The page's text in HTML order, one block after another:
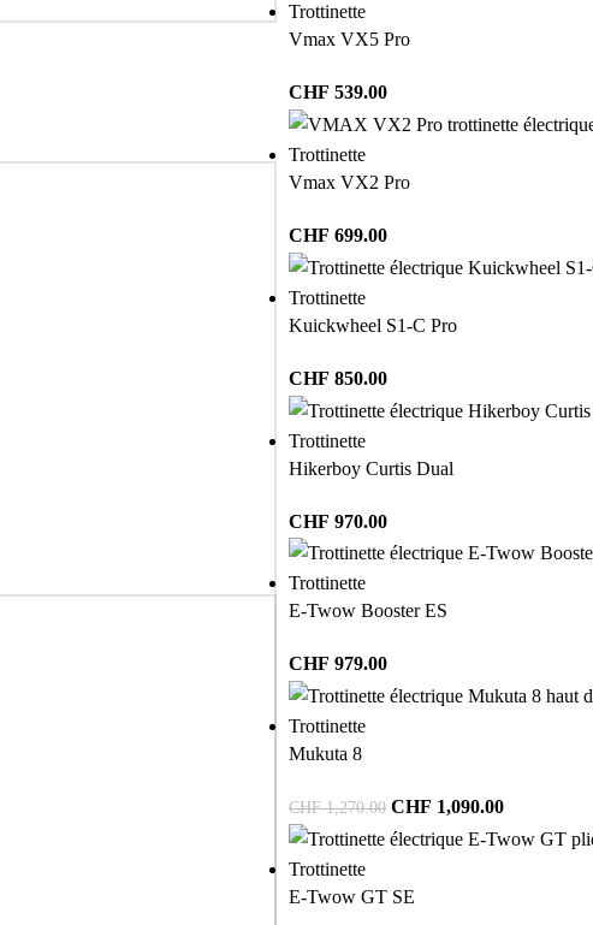
Trottinette
Vmax VX5 Pro
CHF 539.00
Trottinette
Vmax VX2 Pro
CHF 699.00
Trottinette
Kuickwheel S1-C Pro
CHF 850.00
Trottinette
Hikerboy Curtis Dual
CHF 970.00
Trottinette
E-Twow Booster ES
CHF 979.00
Trottinette
Mukuta 8
CHF1,270.00 CHF 1,090.00
Trottinette
E-Twow GT SE